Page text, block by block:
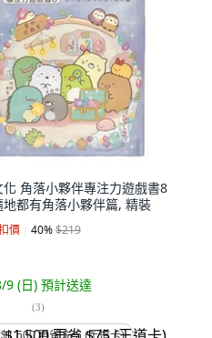
化 角落小夥伴專注力遊戲書8
地都有角落小夥伴篇, 精裝
價 40%$219
9 (日) 預計送達
(3)
再省 $75 (王道卡)